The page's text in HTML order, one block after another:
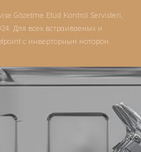
Gözetme Etüd Kontrol Servisleri,
Для всех встраиваемых и
c инверторным мотором.